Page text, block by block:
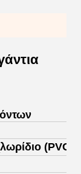
(PVC)